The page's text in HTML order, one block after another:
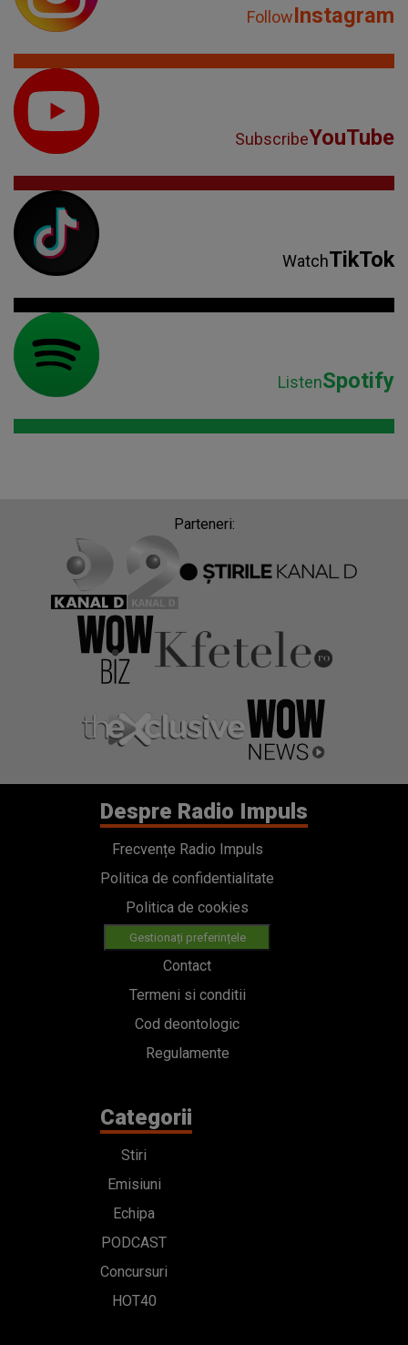
FollowInstagram
SubscribeYouTube
WatchTikTok
ListenSpotify
Parteneri:
Despre Radio Impuls
Frecvențe Radio Impuls
Politica de confidentialitate
Politica de cookies
Gestionați preferințele
Contact
Termeni si conditii
Cod deontologic
Regulamente
Categorii
Stiri
Emisiuni
Echipa
PODCAST
Concursuri
HOT40